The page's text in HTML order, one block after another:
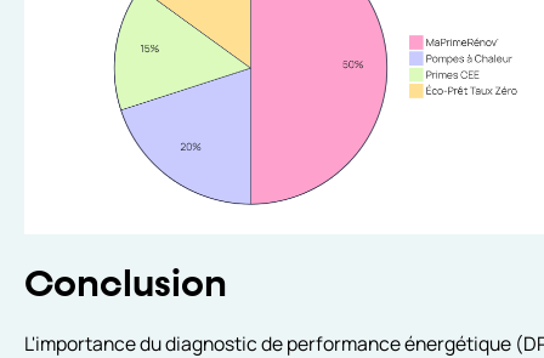
Conclusion
L'importance du diagnostic de performance énergétique